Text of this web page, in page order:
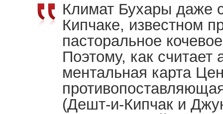
Климат Бухары даже
Кипчаке, известном
пасторальное
Поэтому, как считает
ментальная карта
(Дешт-и-Кипчак и